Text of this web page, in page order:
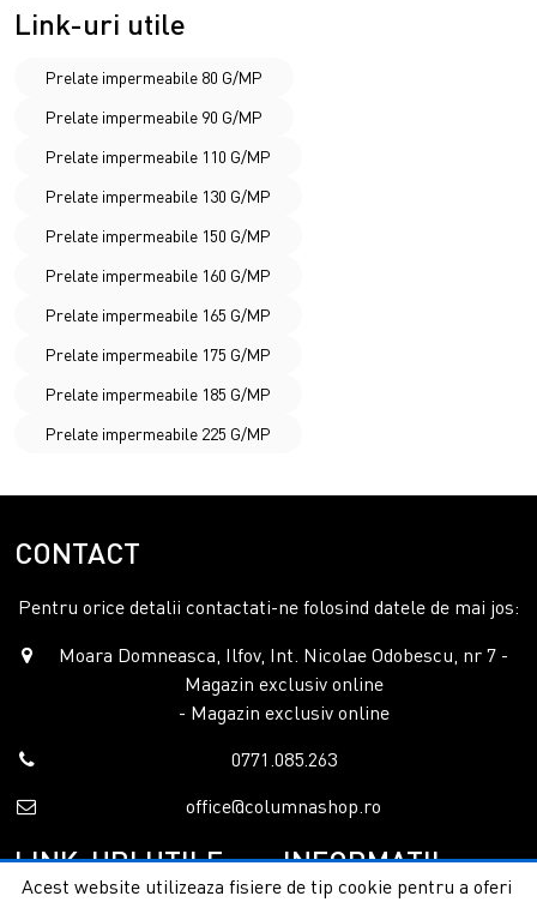
flexibil chiar si dupa expuneri indelungate. Aceste
folosite pentru a acoperi remorci auto, stive de marfa,
pavilioane temporare sau utilaje industriale scumpe.
prelata impermeabila 185 G/MP
sforiadecvate, investesti intr-un produs de lunga durata
care iti va proteja munca si investitiile indiferent de
Link-uri utile
Prelate impermeabile 80 G/MP
Prelate impermeabile 90 G/MP
Prelate impermeabile 110 G/MP
Prelate impermeabile 130 G/MP
Prelate impermeabile 150 G/MP
Prelate impermeabile 160 G/MP
Prelate impermeabile 165 G/MP
Prelate impermeabile 175 G/MP
Prelate impermeabile 185 G/MP
Prelate impermeabile 225 G/MP
CONTACT
Pentru orice detalii contactati-ne folosind datele de mai jos:
Moara Domneasca, Ilfov, Int. Nicolae Odobescu, nr 7 -
Magazin exclusiv online
- Magazin exclusiv online
0771.085.263
office@columnashop.ro
LINK-URI UTILE INFORMATII
Acest website utilizeaza fisiere de tip cookie pentru a oferi